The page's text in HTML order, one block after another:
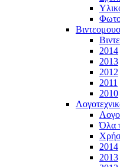
2014
2013
2012
2011
2010
Όλα
2014
2013